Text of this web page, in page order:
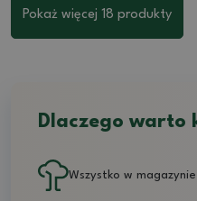
Pokaż więcej 18 produkty
Dlaczego warto
Wszystko w